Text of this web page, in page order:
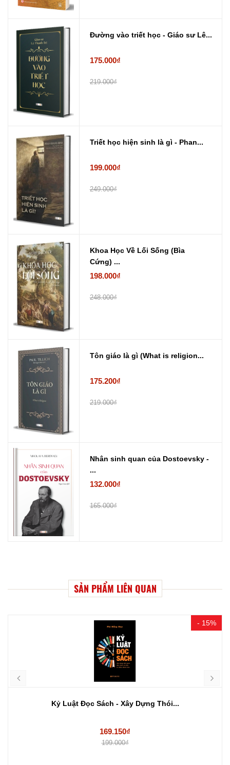
Đường vào triết học - Giáo sư Lê...
175.000₫
219.000₫
Triết học hiện sinh là gì - Phan...
199.000₫
249.000₫
Khoa Học Về Lối Sống (Bìa
Cứng) ...
198.000₫
248.000₫
Tôn giáo là gì (What is religion...
175.200₫
219.000₫
Nhân sinh quan của Dostoevsky -
...
132.000₫
165.000₫
SẢN PHẨM LIÊN QUAN
- 15%
Kỷ Luật Đọc Sách - Xây Dựng Thói...
169.150₫
199.000₫